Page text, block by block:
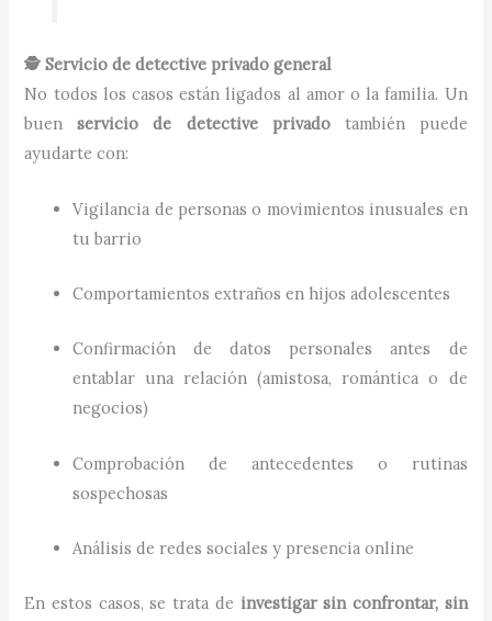
🕵️ Servicio de detective privado general
No todos los casos están ligados al amor o la familia. Un
buenservicio de detective privadotambién puede
ayudarte con:
Vigilancia de personas o movimientos inusuales en
tu barrio
Comportamientos extraños en hijos adolescentes
Confirmación de datos personales antes de
entablar una relación (amistosa, romántica o de
negocios)
Comprobación de antecedentes o rutinas
sospechosas
Análisis de redes sociales y presencia online
En estos casos, se trata de investigar sin confrontar, sin